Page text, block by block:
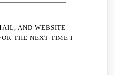
AND WEBSITE
THE NEXT TIME I